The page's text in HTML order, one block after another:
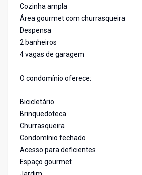
Cozinha ampla
Área gourmet com churrasqueira
Despensa
2 banheiros
4 vagas de garagem
O condomínio oferece:
Bicicletário
Brinquedoteca
Churrasqueira
Condomínio fechado
Acesso para deficientes
Espaço gourmet